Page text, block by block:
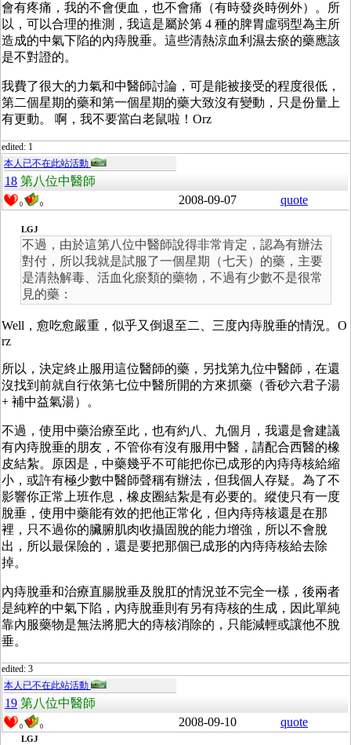
會有疼痛，我的不會便血，也不會痛（有時發炎時例外）。所
以，可以合理的推測，我這是屬於第 4 種的脾胃虛弱型為主所
造成的中氣下陷的內痔脫垂。這些清熱涼血利濕去瘀的藥應該
是不對證的。
我費了很大的力氣和中醫師討論，可是能被接受的程度很低，
第二個星期的藥和第一個星期的藥大致沒有變動，只是份量上
有更動。 啊，我不要當白老鼠啦！Orz
edited: 1
本人已不在此站活動
18 第八位中醫師
0 0 2008-09-07 quote
LGJ
不過，由於這第八位中醫師說得非常肯定，認為有辦法
對付，所以我就是試服了一個星期（七天）的藥，主要
是清熱解毒、活血化瘀類的藥物，不過有少數不是很常
見的藥：
Well，愈吃愈嚴重，似乎又倒退至二、三度內痔脫垂的情況。O
rz
所以，決定終止服用這位醫師的藥，另找第九位中醫師，在還
沒找到前就自行依第七位中醫所開的方來抓藥（香砂六君子湯
+ 補中益氣湯）。
不過，使用中藥治療至此，也有約八、九個月，我還是會建議
有內痔脫垂的朋友，不管你有沒有服用中醫，請配合西醫的橡
皮結紮。原因是，中藥幾乎不可能把你已成形的內痔痔核給縮
小，或許有極少數中醫師聲稱有辦法，但我個人存疑。為了不
影響你正常上班作息，橡皮圈結紮是有必要的。縱使只有一度
脫垂，使用中藥能有效的把他正常化，但內痔痔核還是在那
裡，只不過你的臟腑肌肉收攝固脫的能力增強，所以不會脫
出，所以最保險的，還是要把那個已成形的內痔痔核給去除
掉。
內痔脫垂和治療直腸脫垂及脫肛的情況並不完全一樣，後兩者
是純粹的中氣下陷，內痔脫垂則有另有痔核的生成，因此單純
靠內服藥物是無法將肥大的痔核消除的，只能減輕或讓他不脫
垂。
edited: 3
本人已不在此站活動
19 第八位中醫師
0 0 2008-09-10 quote
LGJ